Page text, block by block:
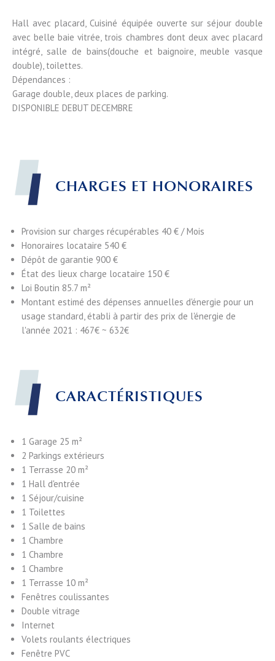
Hall avec placard, Cuisiné équipée ouverte sur séjour double
avec belle baie vitrée, trois chambres dont deux avec placard
intégré, salle de bains(douche et baignoire, meuble vasque
double), toilettes.
Dépendances :
Garage double, deux places de parking.
DISPONIBLE DEBUT DECEMBRE
CARACTÉRISTIQUES
1 Garage 25 m²
2 Parkings extérieurs
1 Terrasse 20 m²
1 Hall d'entrée
1 Séjour/cuisine
1 Toilettes
1 Salle de bains
1 Chambre
1 Chambre
1 Chambre
1 Terrasse 10 m²
Fenêtres coulissantes
Double vitrage
Internet
Volets roulants électriques
Fenêtre PVC
CHARGES ET HONORAIRES
Provision sur charges récupérables 40 € / Mois
Honoraires locataire 540 €
Dépôt de garantie 900 €
État des lieux charge locataire 150 €
Loi Boutin 85.7 m²
Montant estimé des dépenses annuelles d'énergie pour un
usage standard, établi à partir des prix de l'énergie de
l'année 2021 : 467€ ~ 632€